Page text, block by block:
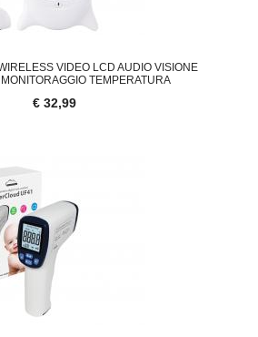
VIDEO LCD AUDIO VISIONE
TEMPERATURA
€ 32,99